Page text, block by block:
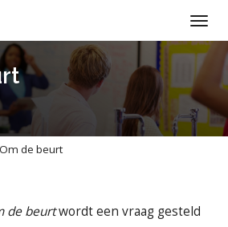
Om de beurt
de beurtwordt een vraag gesteld